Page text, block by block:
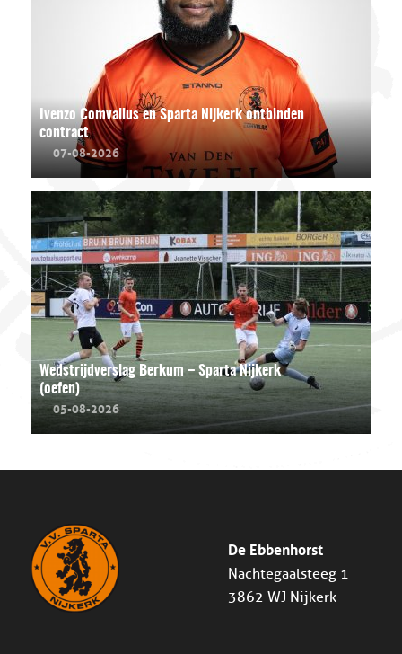
Ivenzo Comvalius en Sparta Nijkerk ontbinden
contract
07-08-2026
Wedstrijdverslag Berkum – Sparta Nijkerk
(oefen)
05-08-2026
De Ebbenhorst
Nachtegaalsteeg 1
3862 WJ Nijkerk